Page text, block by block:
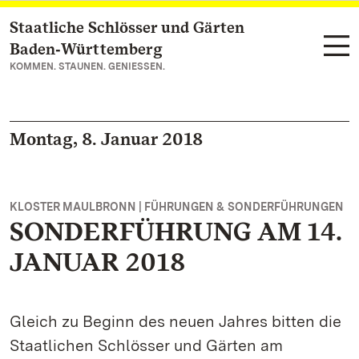
Zum Hauptinhalt springen
Staatliche Schlösser und Gärten
Baden‑Württemberg
KOMMEN. STAUNEN. GENIESSEN.
Montag, 8. Januar 2018
KLOSTER MAULBRONN | FÜHRUNGEN & SONDERFÜHRUNGEN
SONDERFÜHRUNG AM 14.
JANUAR 2018
Gleich zu Beginn des neuen Jahres bitten die
Staatlichen Schlösser und Gärten am